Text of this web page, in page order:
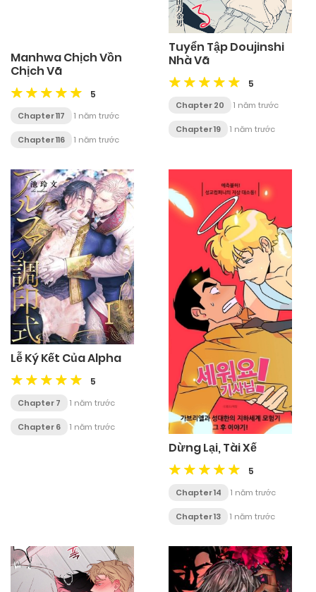
Manhwa Chịch Vồn
Chịch Vã
5
Chapter 117 1 năm trước
Chapter 116 1 năm trước
Tuyển Tập Doujinshi
Nhà Vã
5
Chapter 20 1 năm trước
Chapter 19 1 năm trước
Lễ Ký Kết Của Alpha
5
Chapter 7 1 năm trước
Chapter 6 1 năm trước
Dừng Lại, Tài Xế
5
Chapter 14 1 năm trước
Chapter 13 1 năm trước